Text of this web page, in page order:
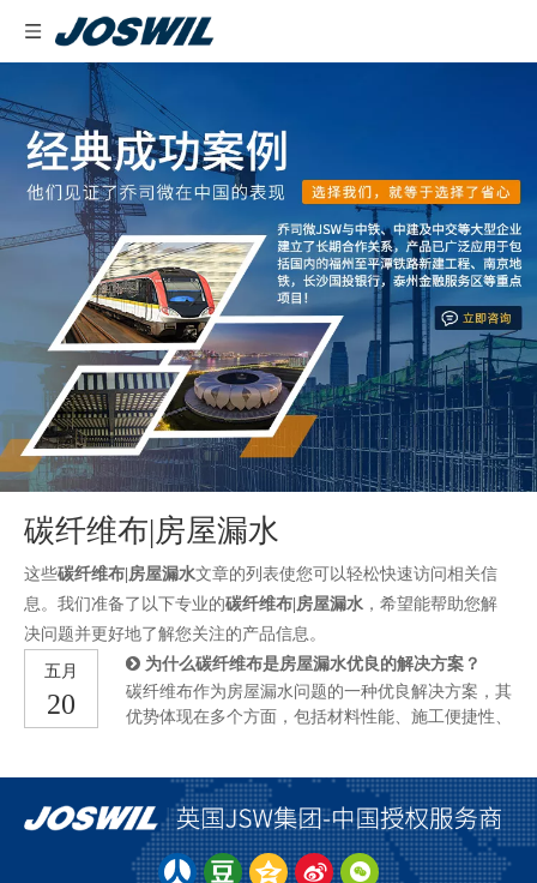
碳纤维布|房屋漏水
这些碳纤维布|房屋漏水文章的列表使您可以轻松快速访问相关信
息。我们准备了以下专业的碳纤维布|房屋漏水 ，希望能帮助您解
决问题并更好地了解您关注的产品信息。
五月
20
为什么碳纤维布是房屋漏水优良的解决方案？
碳纤维布作为房屋漏水问题的一种优良解决方案，其
优势体现在多个方面，包括材料性能、施工便捷性、
性能高强度与高模量：碳纤维布作为一种高强度、高
模量的材料，其抗拉强度和弹性模量远高于传统的维
修材料如水泥或钢筋，这种特性使得碳纤维布在承受
房屋结构应力时表现出色，能够有效加固和修复受损